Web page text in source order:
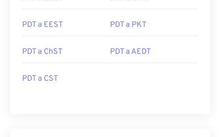
PDT a EEST PDT a PKT
PDT a ChST PDT a AEDT
PDT a CST